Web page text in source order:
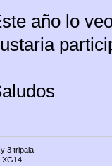
año lo
3 tripala
XG14